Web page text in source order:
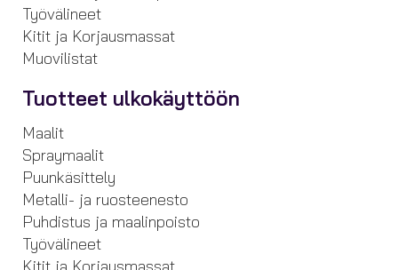
Työvälineet
Kitit ja Korjausmassat
Muovilistat
Tuotteet ulkokäyttöön
Maalit
Spraymaalit
Puunkäsittely
Metalli- ja ruosteenesto
Puhdistus ja maalinpoisto
Työvälineet